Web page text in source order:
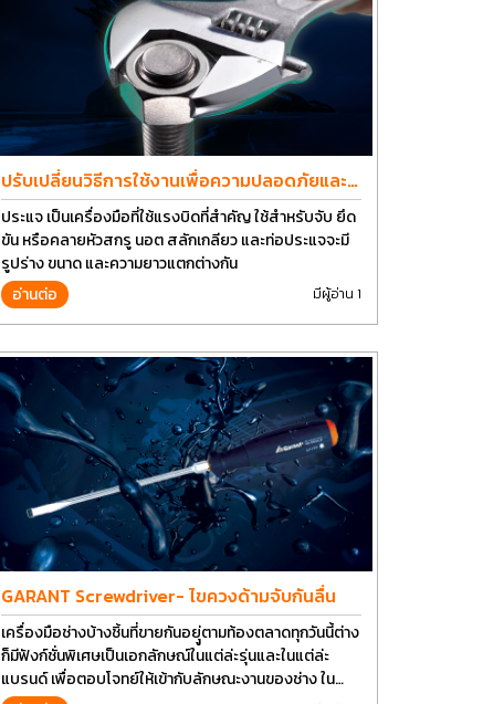
ปรับเปลี่ยนวิธีการใช้งานเพื่อความปลอดภัยและ
ยืดอายุการใช้งานประแจได้อีกนาน
ประแจ เป็นเครื่องมือที่ใช้แรงบิดที่สำคัญ ใช้สำหรับจับ ยึด
ขัน หรือคลายหัวสกรู นอต สลักเกลียว และท่อประแจจะมี
รูปร่าง ขนาด และความยาวแตกต่างกัน
อ่านต่อ
มีผู้อ่าน 1
GARANT Screwdriver- ไขควงด้ามจับกันลื่น
เครื่องมือช่างบ้างชิ้นที่ขายกันอยุู่ตามท้องตลาดทุกวันนี้ต่าง
ก็มีฟังก์ชั่นพิเศษเป็นเอกลักษณ์ในแต่ล่ะรุ่นและในแต่ล่ะ
แบรนด์ เพื่อตอบโจทย์ให้เข้ากับลักษณะงานของช่าง ใน